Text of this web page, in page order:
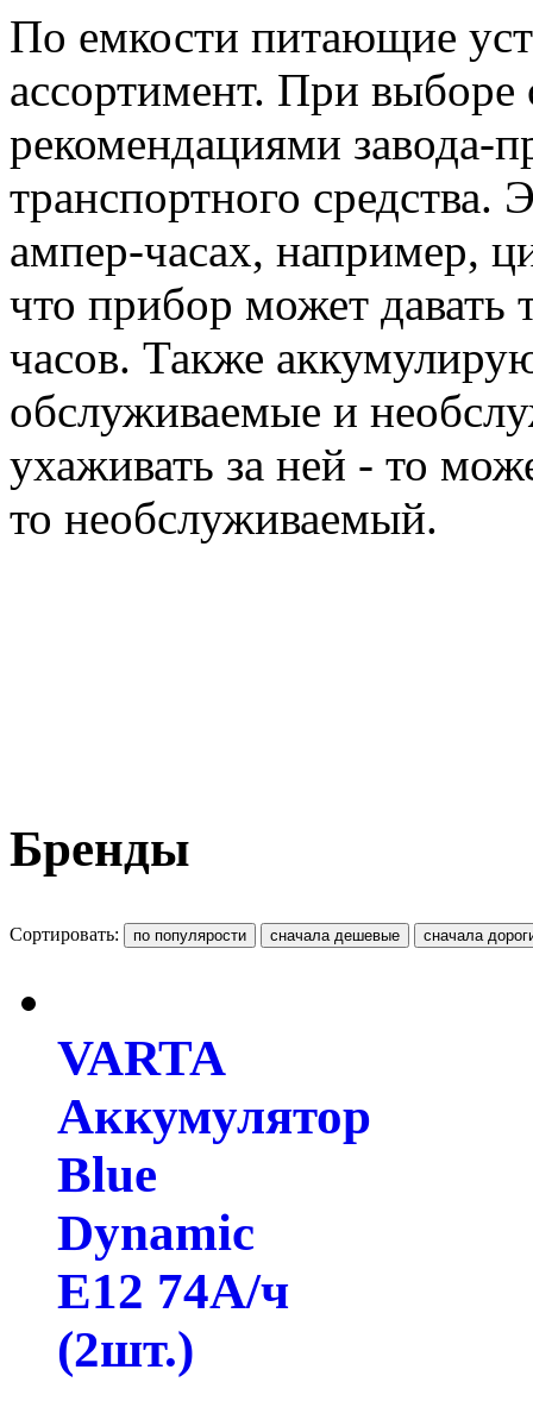
По емкости питающие
ассортимент. При выборе
рекомендациями завода-
транспортного средства.
ампер-часах, например,
что прибор может давать
часов. Также
обслуживаемые и
ухаживать за ней - то
то необслуживаемый.
Бренды
Сортировать:
VARTA
Аккумулятор
Blue
Dynamic
E12 74А/ч
(2шт.)